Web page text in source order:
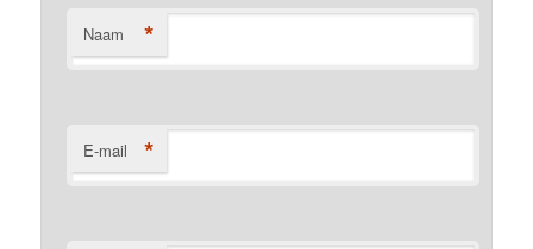
Naam *
E-mail *